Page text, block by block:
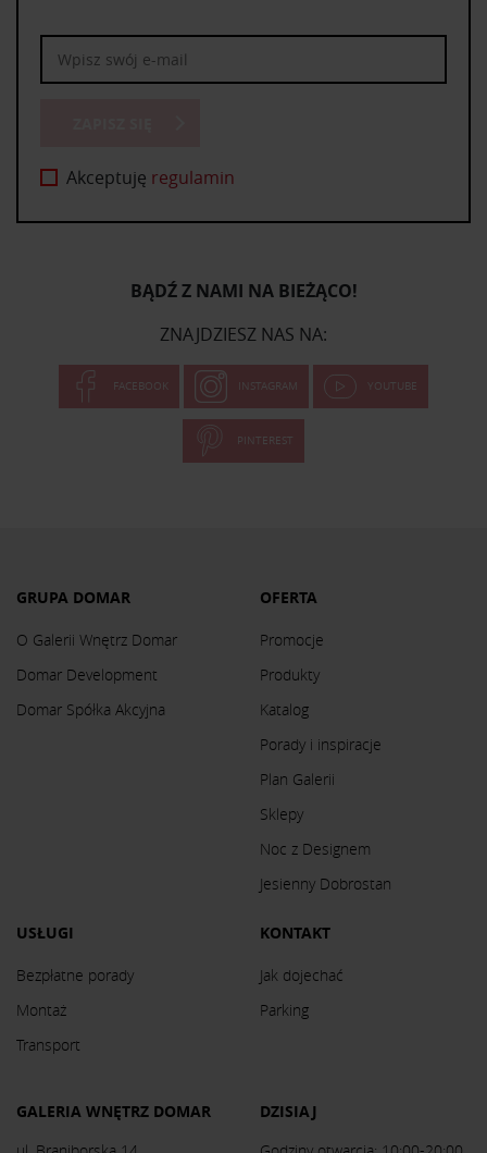
Akceptuję regulamin
BĄDŹ Z NAMI NA BIEŻĄCO!
ZNAJDZIESZ NAS NA:
FACEBOOK INSTAGRAM YOUTUBE
PINTEREST
GRUPA DOMAR
O Galerii Wnętrz Domar
Domar Development
Domar Spółka Akcyjna
OFERTA
Promocje
Produkty
Katalog
Porady i inspiracje
Plan Galerii
Sklepy
Noc z Designem
Jesienny Dobrostan
USŁUGI
Bezpłatne porady
Montaż
Transport
KONTAKT
Jak dojechać
Parking
GALERIA WNĘTRZ DOMAR
DZISIAJ